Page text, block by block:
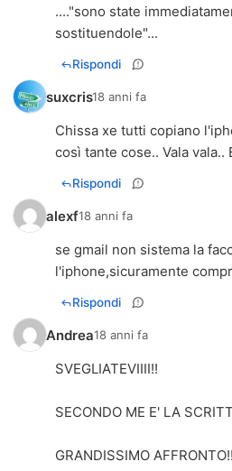
...."sono state
sostituendole"...
Rispondi
suxcris18 anni fa
Chissa xe tutti copiano
così tante cose.. Vala
Rispondi
alexf18 anni fa
se gmail non sistema la
l'iphone,sicuramente
Rispondi
Andrea18 anni fa
SVEGLIATEVIIII!!
SECONDO ME E' LA
GRANDISSIMO